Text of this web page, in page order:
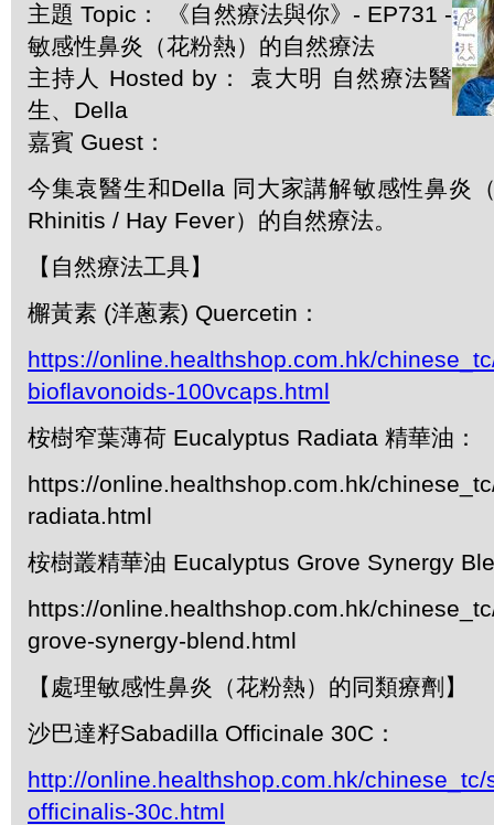
主題 Topic： 《自然療法與你》- EP731 -
敏感性鼻炎（花粉熱）的自然療法
主持人 Hosted by： 袁大明 自然療法醫
生、Della
嘉賓 Guest：
今集袁醫生和Della 同大家講解敏感性鼻炎
Rhinitis / Hay Fever）的自然療法。
【自然療法工具】
檞黃素 (洋蔥素) Quercetin：
https://online.healthshop.com.hk/
bioflavonoids-100vcaps.html
桉樹窄葉薄荷 Eucalyptus Radiata 精華油：
https://online.healthshop.com.hk/
radiata.html
桉樹叢精華油 Eucalyptus Grove Synergy
https://online.healthshop.com.hk/
grove-synergy-blend.html
【處理敏感性鼻炎（花粉熱）的同類療劑】
沙巴達籽Sabadilla Officinale 30C：
http://online.healthshop.com.hk/chinese_tc/
officinalis-30c.html